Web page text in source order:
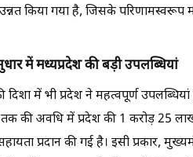
किया गया है, जिसके परिणामस्वरूप
में मध्यप्रदेश की बड़ी उपलब्धियां
में भी प्रदेश ने महत्वपूर्ण
की अवधि में प्रदेश की 1 करोड़ 25
प्रदान की गई है। इसी प्रकार,